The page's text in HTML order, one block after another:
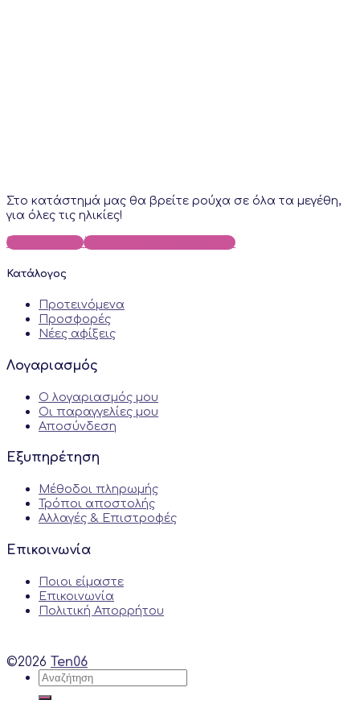
Στο κατάστημά μας θα βρείτε ρούχα σε όλα τα μεγέθη,
για όλες τις ηλικίες!
25410-22018 info@sofi-kokkinidis.gr
Κατάλογος
Προτεινόμενα
Προσφορές
Νέες αφίξεις
Λογαριασμός
Ο λογαριασμός μου
Οι παραγγελίες μου
Αποσύνδεση
Εξυπηρέτηση
Μέθοδοι πληρωμής
Τρόποι αποστολής
Αλλαγές & Επιστροφές
Επικοινωνία
Ποιοι είμαστε
Επικοινωνία
Πολιτική Απορρήτου
©2026 Ten06
Αναζήτηση
για: